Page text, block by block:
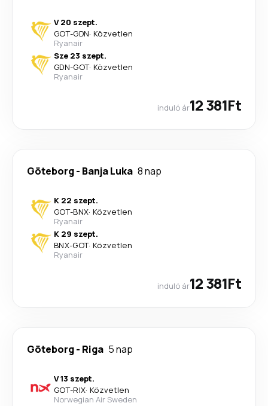
V 20 szept.
GOT-GDN· Közvetlen
Ryanair
Sze 23 szept.
GDN-GOT· Közvetlen
Ryanair
induló ár12 381Ft
Göteborg- Banja Luka 8 nap
K 22 szept.
GOT-BNX· Közvetlen
Ryanair
K 29 szept.
BNX-GOT· Közvetlen
Ryanair
induló ár12 381Ft
Göteborg- Riga 5 nap
V 13 szept.
GOT-RIX· Közvetlen
Norwegian Air Sweden